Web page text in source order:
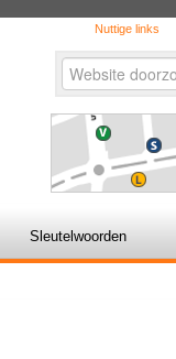
Nuttige links
Zoek
zoeken...
Sleutelwoorden